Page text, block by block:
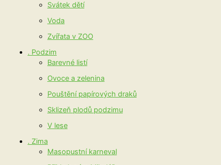
Svátek dětí
Voda
Zvířata v ZOO
. Podzim
Barevné listí
Ovoce a zelenina
Pouštění papírových draků
Sklizeň plodů podzimu
V lese
. Zima
Masopustní karneval